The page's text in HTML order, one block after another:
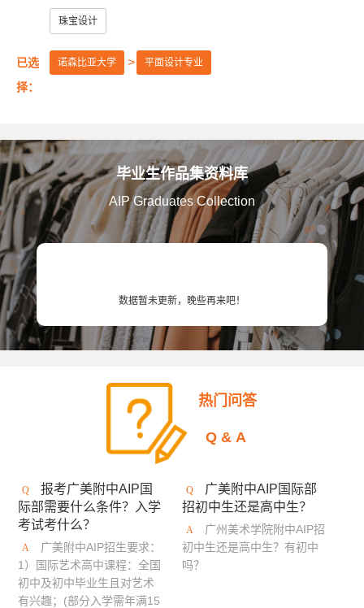
美国艺术中心设计学院
美国纽约普瑞特艺术学院
美国芝加哥艺术学院 英国赫特福德大学
英国金斯顿大学 英国格拉斯哥艺术学院
英国曼彻斯特城市大学 英国提赛德大学
美国加州艺术大学 英国伯恩茅斯艺术大学
美国奥蒂斯艺术与设计学院
英国创意艺术大学 诺森比亚大学 多摩美术大学
蒙纳士大学 英国法尔茅斯大学
伦敦布鲁内尔大学 美国林林艺术设计学院
澳门理工学院 美国旧金山艺术学院
珠宝设计
已选
择：
诺森比亚大学 平面设计专业
毕业生作品集资料库
AIP Graduates Collection
数据暂未更新，晚些再来吧！
热门问答
Q&A
报考广美附中AIP国
际部需要什么条件？入学
考试考什么？
广美附中AIP招生要求：
1）国际艺术高中课程：全国
初中及初中毕业生且对艺术
有兴趣；(部分入学需年满15
广美附中AIP国际部
招初中生还是高中生？
广州美术学院附中AIP招
初中生还是高中生？有初中
吗？